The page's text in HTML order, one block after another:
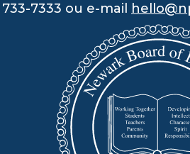
733-7333 ou e-mail